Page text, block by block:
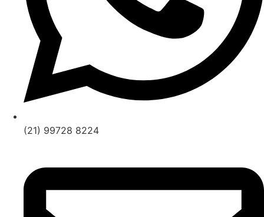
(21) 99728 8224